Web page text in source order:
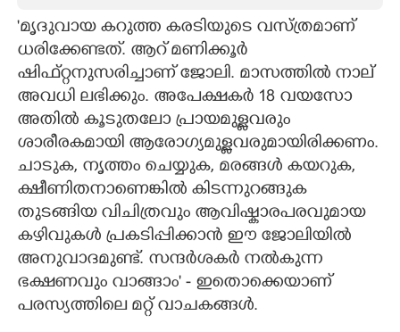
'മൃദുവായ കറുത്ത കരടിയുടെ വസ്ത്രമാണ്
ധരിക്കേണ്ടത്. ആറ് മണിക്കൂർ
ഷിഫ്റ്റനുസരിച്ചാണ് ജോലി. മാസത്തിൽ നാല്
അവധി ലഭിക്കും. അപേക്ഷകർ 18 വയസോ
അതിൽ കൂടുതലോ പ്രായമുള്ളവരും
ശാരീരകമായി ആരോഗ്യമുള്ളവരുമായിരിക്കണം.
ചാടുക, നൃത്തം ചെയ്യുക, മരങ്ങൾ കയറുക,
ക്ഷീണിതനാണെങ്കിൽ കിടന്നുറങ്ങുക
തുടങ്ങിയ വിചിത്രവും ആവിഷ്കാരപരവുമായ
കഴിവുകൾ പ്രകടിപ്പിക്കാൻ ഈ ജോലിയിൽ
അനുവാദമുണ്ട്. സന്ദർശകർ നൽകുന്ന
ഭക്ഷണവും വാങ്ങാം' - ഇതൊക്കെയാണ്
പരസ്യത്തിലെ മറ്റ് വാചകങ്ങൾ.